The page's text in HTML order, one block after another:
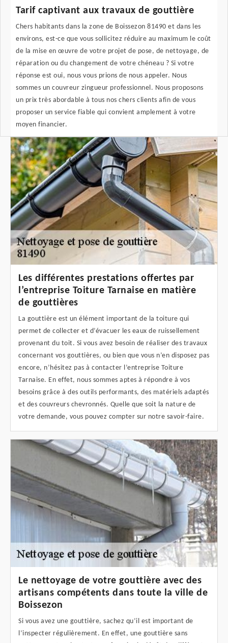
Tarif captivant aux travaux de gouttière
Chers habitants dans la zone de Boissezon 81490 et dans les
environs, est-ce que vous sollicitez réduire au maximum le coût
de la mise en œuvre de votre projet de pose, de nettoyage, de
réparation ou du changement de votre chéneau ? Si votre
réponse est oui, nous vous prions de nous appeler. Nous
sommes un couvreur zingueur professionnel. Nous proposons
un prix très abordable à tous nos chers clients afin de vous
proposer un service fiable qui convient amplement à votre
moyen financier.
Les différentes prestations offertes par
l’entreprise Toiture Tarnaise en matière
de gouttières
La gouttière est un élément important de la toiture qui
permet de collecter et d’évacuer les eaux de ruissellement
provenant du toit. Si vous avez besoin de réaliser des travaux
concernant vos gouttières, ou bien que vous n’en disposez pas
encore, n’hésitez pas à contacter l’entreprise Toiture
Tarnaise. En effet, nous sommes aptes à répondre à vos
besoins grâce à des outils performants, des matériels adaptés
et des couvreurs chevronnés. Quelle que soit la nature de
votre demande, vous pouvez compter sur notre savoir-faire.
Le nettoyage de votre gouttière avec des
artisans compétents dans toute la ville de
Boissezon
Si vous avez une gouttière, sachez qu’il est important de
l’inspecter régulièrement. En effet, une gouttière sans